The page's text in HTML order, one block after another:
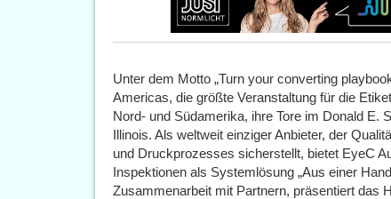
Unter dem Motto „Turn your converting
Americas, die größte Veranstaltung für die
Nord- und Südamerika, ihre Tore im Donald E.
Illinois. Als weltweit einziger Anbieter, der
und Druckprozesses sicherstellt, bietet EyeC
Inspektionen als Systemlösung „Aus einer
Zusammenarbeit mit Partnern, präsentiert das